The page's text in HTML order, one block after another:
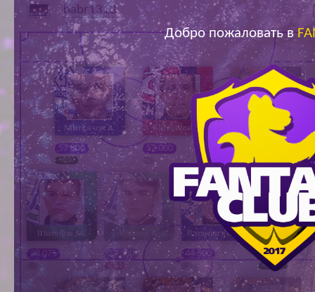
Добро пожаловать в
babr1313
Ширшов М.
28 075
Козлов А.
27 300
-100
Дарковский Р.
44 500
Дергаев
58 100
+3 000
Миргазов А.
57 800
+800
Барбаков Д.
52 000
Михальченко
24 600
-100